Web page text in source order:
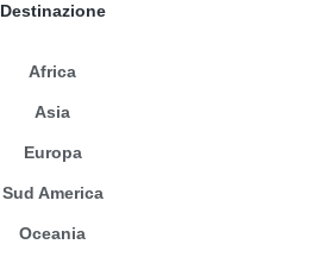
Destinazione
Africa
Asia
Europa
Sud America
Oceania